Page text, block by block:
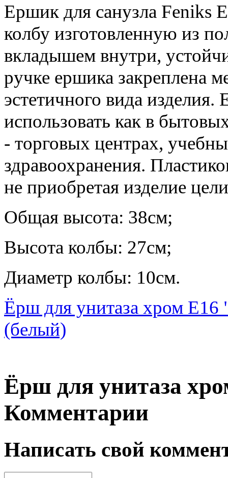
Ершик для санузла Feniks
колбу изготовленную из
вкладышем внутри,
ручке ершика закреплена
эстетичного вида
использовать как в
- торговых центрах,
здравоохранения.
не приобретая изделие
Общая высота: 38см;
Высота колбы: 27см;
Диаметр колбы: 10см.
Ёрш для унитаза хром E16
(белый)
Ёрш для унитаза
Комментарии
Написать свой